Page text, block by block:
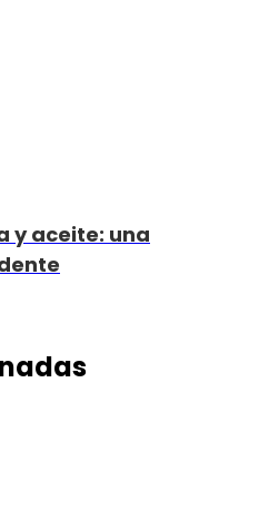
y aceite: una